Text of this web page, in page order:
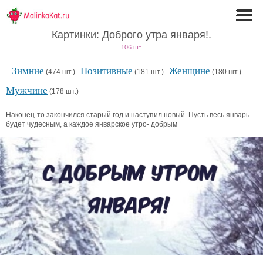
Картинки: Доброго утра января!.
106 шт.
Зимние (474 шт.) Позитивные (181 шт.) Женщине (180 шт.)
Мужчине (178 шт.)
Наконец-то закончился старый год и наступил новый. Пусть весь январь
будет чудесным, а каждое январское утро- добрым